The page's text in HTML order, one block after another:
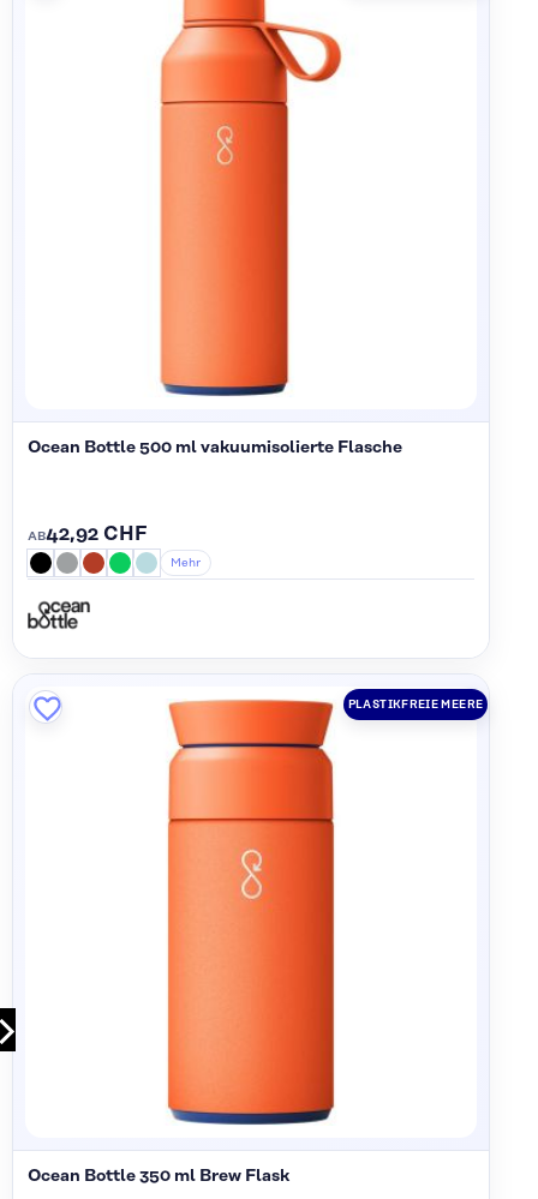
Ocean Bottle 500 ml vakuumisolierte Flasche
Mehr
AB42,92 CHF
PLASTIKFREIE MEERE
Ocean Bottle 350 ml Brew Flask